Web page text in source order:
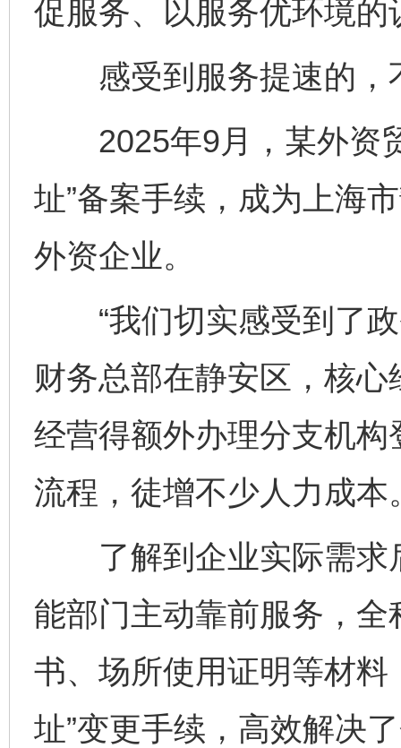
促服务、以服务优环境的
感受到服务提速的，
2025年9月，某外资贸
址”备案手续，成为上海
外资企业。
“我们切实感受到了政
财务总部在静安区，核
经营得额外办理分支机
流程，徒增不少人力成本
了解到企业实际需求
能部门主动靠前服务，
书、场所使用证明等材料
址”变更手续，高效解决